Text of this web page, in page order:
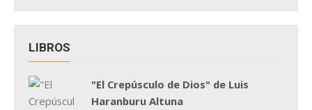
LIBROS
"El Crepúsculo de Dios" de Luis
Haranburu Altuna